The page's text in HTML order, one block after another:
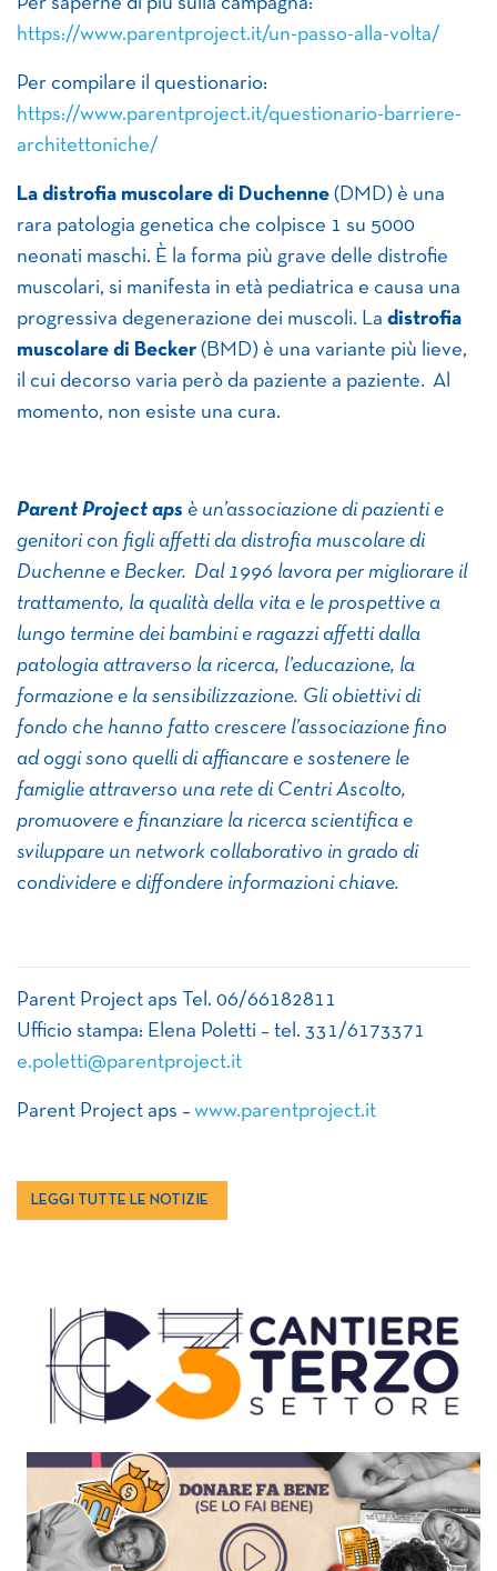
https://www.parentproject.it/un-passo-alla-volta/
Per compilare il questionario:
https://www.parentproject.it/questionario-barriere-
architettoniche/
La distrofia muscolare di Duchenne (DMD) è una
rara patologia genetica che colpisce 1 su 5000
neonati maschi. È la forma più grave delle distrofie
muscolari, si manifesta in età pediatrica e causa una
progressiva degenerazione dei muscoli. La distrofia
muscolare di Becker (BMD) è una variante più lieve,
il cui decorso varia però da paziente a paziente. Al
momento, non esiste una cura.
Parent Project aps è un’associazione di pazienti e
genitori con figli affetti da distrofia muscolare di
Duchenne e Becker. Dal 1996 lavora per migliorare il
trattamento, la qualità della vita e le prospettive a
lungo termine dei bambini e ragazzi affetti dalla
patologia attraverso la ricerca, l’educazione, la
formazione e la sensibilizzazione. Gli obiettivi di
fondo che hanno fatto crescere l’associazione fino
ad oggi sono quelli di affiancare e sostenere le
famiglie attraverso una rete di Centri Ascolto,
promuovere e finanziare la ricerca scientifica e
sviluppare un network collaborativo in grado di
condividere e diffondere informazioni chiave.
Parent Project aps Tel. 06/66182811
Ufficio stampa: Elena Poletti – tel. 331/6173371
e.poletti@parentproject.it
Parent Project aps – www.parentproject.it
LEGGI TUTTE LE NOTIZIE